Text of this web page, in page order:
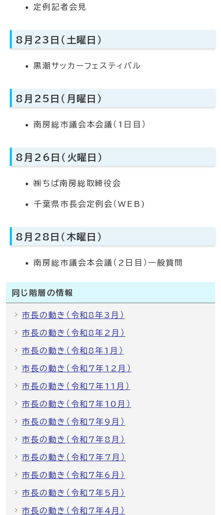
定例記者会見
8月23日（土曜日）
黒潮サッカーフェスティバル
8月25日（月曜日）
南房総市議会本会議（1日目）
8月26日（火曜日）
㈱ちば南房総取締役会
千葉県市長会定例会（WEB)
8月28日（木曜日）
南房総市議会本会議（2日目）一般質問
同じ階層の情報
市長の動き（令和8年3月）
市長の動き（令和8年2月）
市長の動き（令和8年1月）
市長の動き（令和7年12月）
市長の動き（令和7年11月）
市長の動き（令和7年10月）
市長の動き（令和7年9月）
市長の動き（令和7年8月）
市長の動き（令和7年7月）
市長の動き（令和7年6月）
市長の動き（令和7年5月）
市長の動き（令和7年4月）